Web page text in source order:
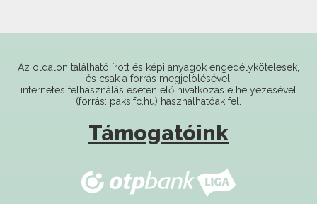
internetes felhasználás esetén élő hivatkozás elhelyezésével
(forrás: paksifc.hu) használhatóak fel.
Támogatóink